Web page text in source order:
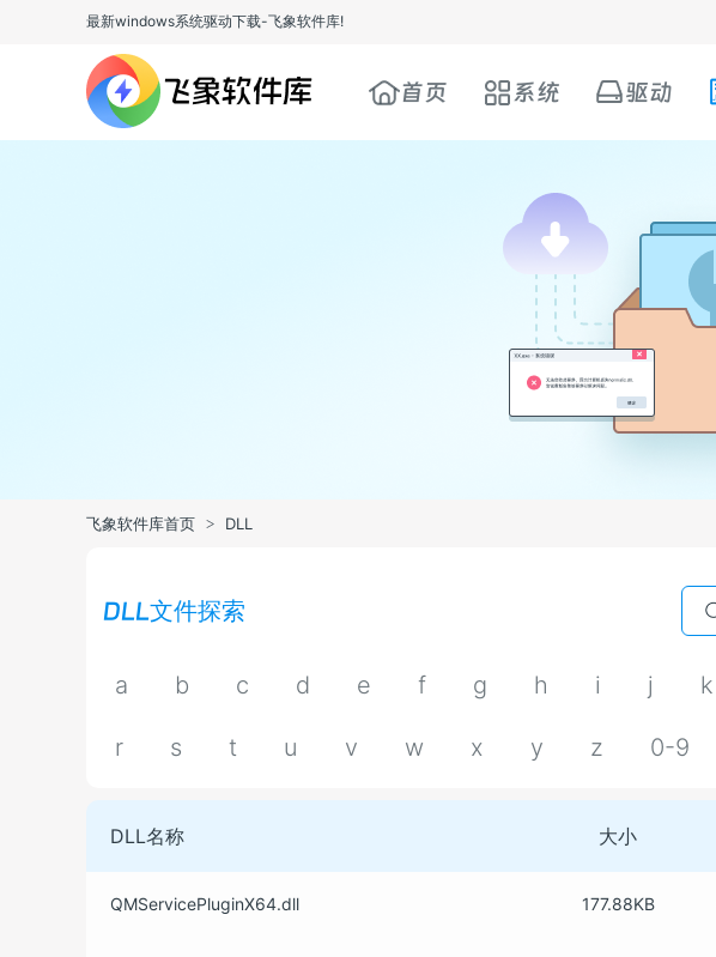
最新windows系统驱动下载-飞象软件库!
首页 系统 驱动
飞象软件库首页 > DLL
DLL文件探索
a b c d e f g h i j k
r s t u v w x y z 0-9
DLL名称 大小
QMServicePluginX64.dll 177.88KB